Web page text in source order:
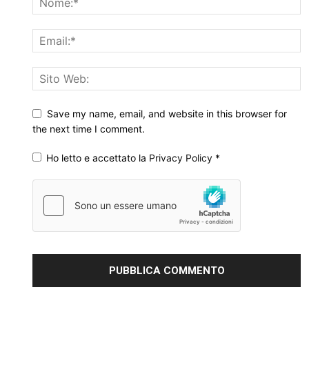
Save my name, email, and website in this browser for
the next time I comment.
Ho letto e accettato la Privacy Policy *